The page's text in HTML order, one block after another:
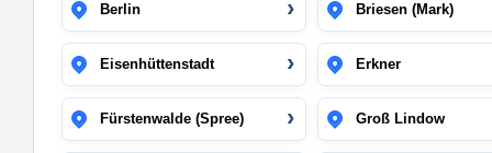
Berlin Briesen (Mark)
Eisenhüttenstadt Erkner
Fürstenwalde (Spree) Groß Lindow